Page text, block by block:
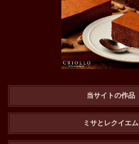
当サイトの作品
ミサとレクイエム